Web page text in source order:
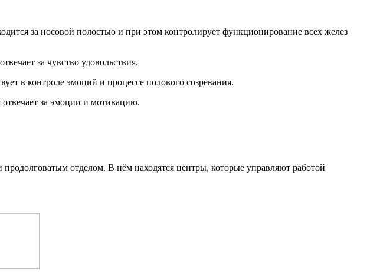
за носовой полостью и при этом контролирует функционирование всех желез
за чувство удовольствия.
в контроле эмоций и процессе полового созревания.
за эмоции и мотивацию.
отделом. В нём находятся центры, которые управляют работой